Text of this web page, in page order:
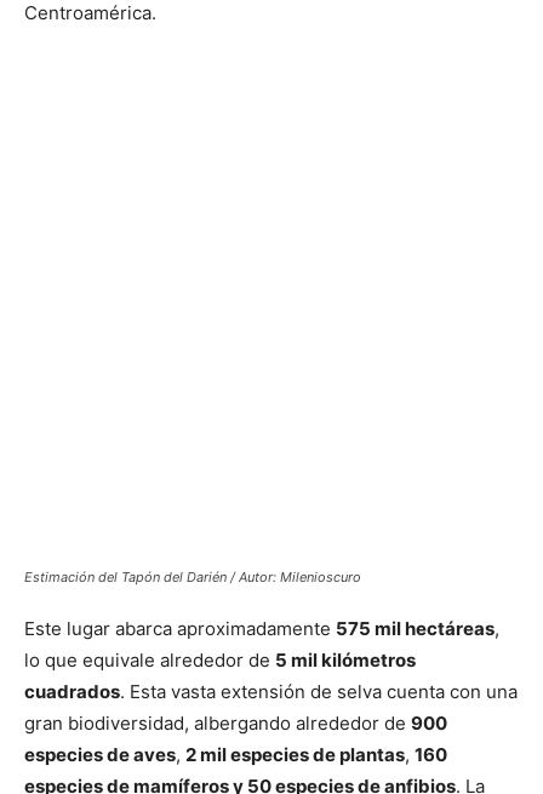
Centroamérica.
Estimación del Tapón del Darién / Autor: Milenioscuro
Este lugar abarca aproximadamente 575 mil hectáreas,
lo que equivale alrededor de 5 mil kilómetros
cuadrados. Esta vasta extensión de selva cuenta con una
gran biodiversidad, albergando alrededor de 900
especies de aves, 2 mil especies de plantas, 160
especies de mamíferos y 50 especies de anfibios. La